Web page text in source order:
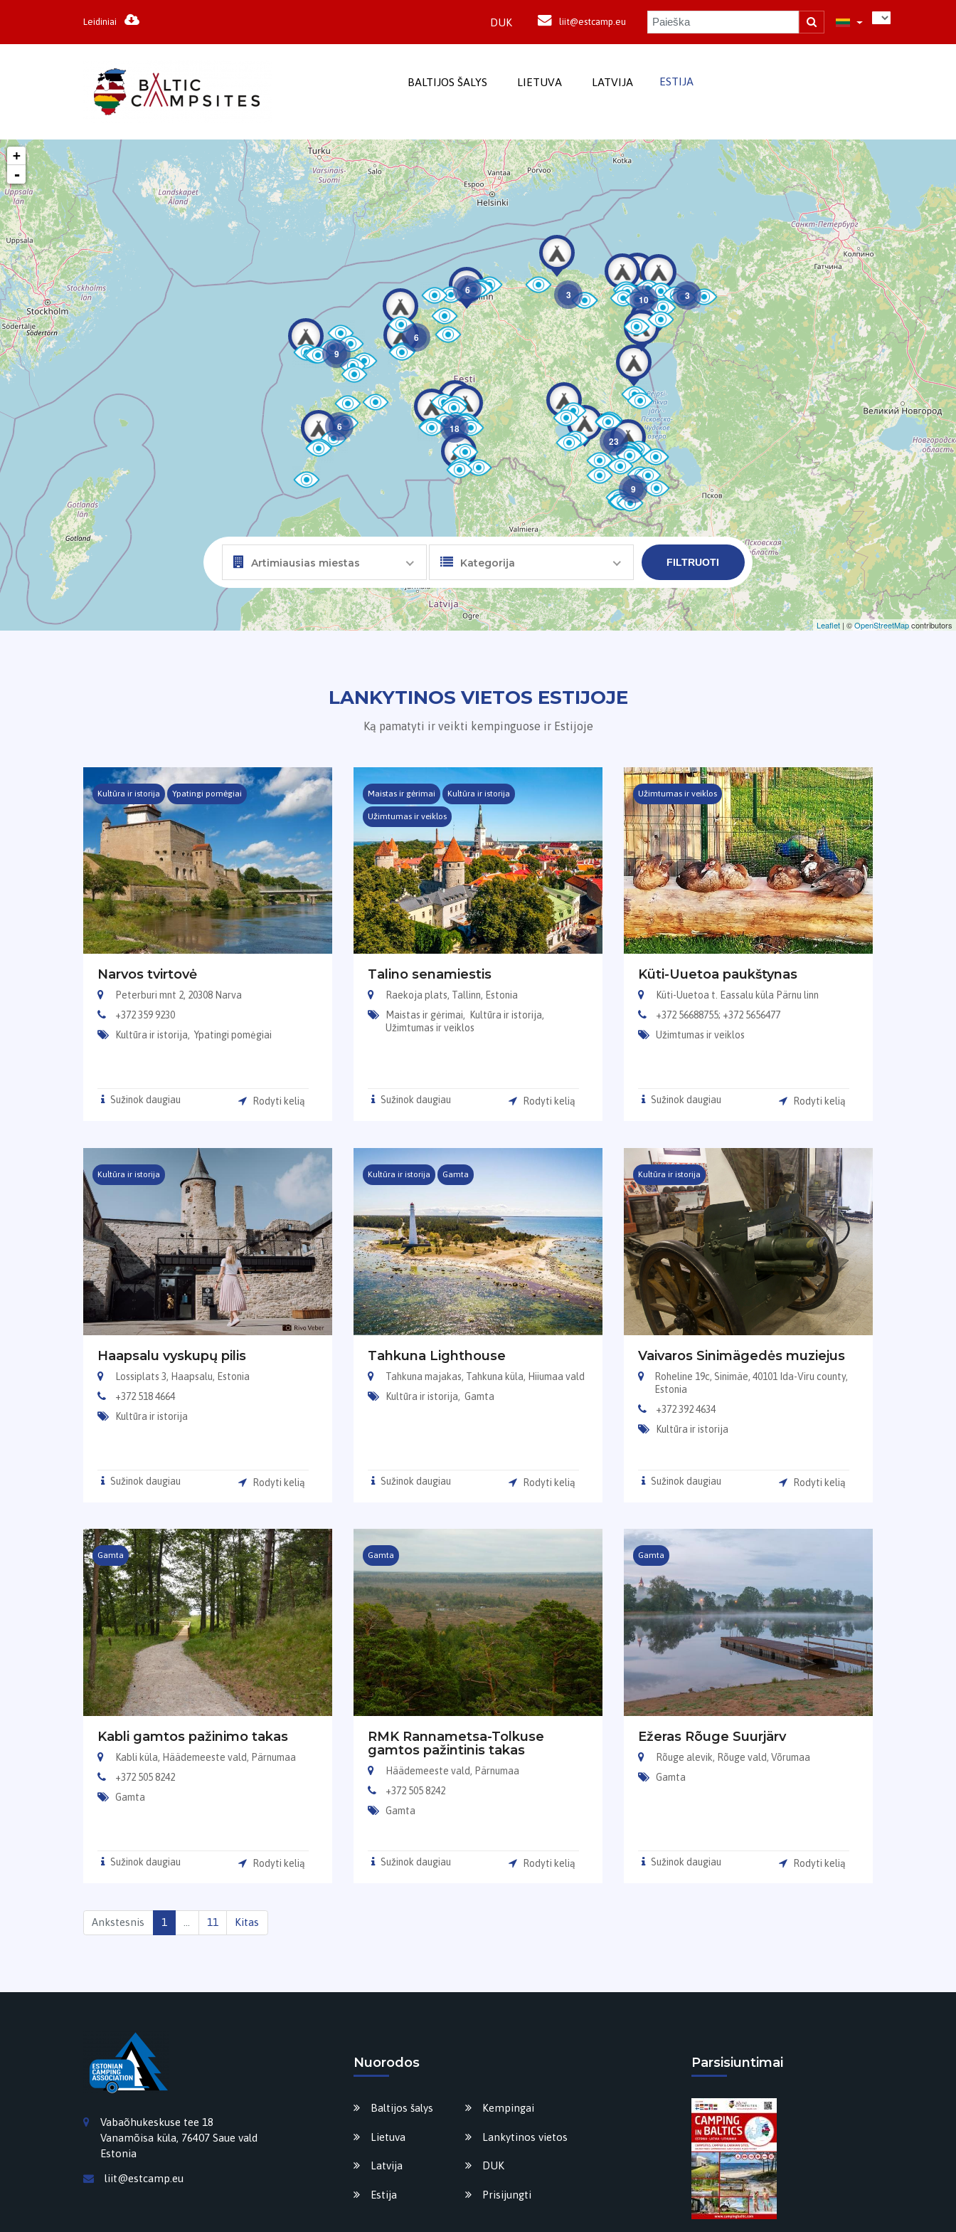
Leidiniai DUK liit@estcamp.eu
BALTIJOS ŠALYS LIETUVA LATVIJA ESTIJA
6
9
9
23
6
18
3
6
10 3
+
-
Leaflet | ©OpenStreetMapcontributors
Artimiausias miestas Kategorija FILTRUOTI
LANKYTINOS VIETOS ESTIJOJE
Ką pamatyti ir veikti kempinguose ir Estijoje
Kultūra ir istorija Ypatingi pomėgiai
Narvos tvirtovė
Peterburi mnt 2, 20308 Narva
+372 359 9230
Kultūra ir istorija, Ypatingi pomėgiai
Sužinok daugiau Rodyti kelią
Maistas ir gėrimai Kultūra ir istorija
Užimtumas ir veiklos
Talino senamiestis
Raekoja plats, Tallinn, Estonia
Maistas ir gėrimai,
Kultūra ir istorija,
Užimtumas ir veiklos
Sužinok daugiau Rodyti kelią
Užimtumas ir veiklos
Küti-Uuetoa paukštynas
Küti-Uuetoa t. Eassalu küla Pärnu linn
+372 56688755; +372 5656477
Užimtumas ir veiklos
Sužinok daugiau Rodyti kelią
Kultūra ir istorija
Haapsalu vyskupų pilis
Lossiplats 3, Haapsalu, Estonia
+372 518 4664
Kultūra ir istorija
Sužinok daugiau Rodyti kelią
Kultūra ir istorija Gamta
Tahkuna Lighthouse
Tahkuna majakas, Tahkuna küla, Hiiumaa vald
Kultūra ir istorija, Gamta
Sužinok daugiau Rodyti kelią
Kultūra ir istorija
Vaivaros Sinimägedės muziejus
Roheline 19c, Sinimäe, 40101 Ida-Viru county,
Estonia
+372 392 4634
Kultūra ir istorija
Sužinok daugiau Rodyti kelią
Gamta
Kabli gamtos pažinimo takas
Kabli küla, Häädemeeste vald, Pärnumaa
+372 505 8242
Gamta
Sužinok daugiau Rodyti kelią
Gamta
RMK Rannametsa-Tolkuse
gamtos pažintinis takas
Häädemeeste vald, Pärnumaa
+372 505 8242
Gamta
Sužinok daugiau Rodyti kelią
Gamta
Ežeras Rõuge Suurjärv
Rõuge alevik, Rõuge vald, Võrumaa
Gamta
Sužinok daugiau Rodyti kelią
Ankstesnis 1 11 Kitas
Vabaõhukeskuse tee 18
Vanamõisa küla, 76407 Saue vald
Estonia
liit@estcamp.eu
Nuorodos
Baltijos šalys
Lietuva
Latvija
Estija
Kempingai
Lankytinos vietos
DUK
Prisijungti
Parsisiuntimai